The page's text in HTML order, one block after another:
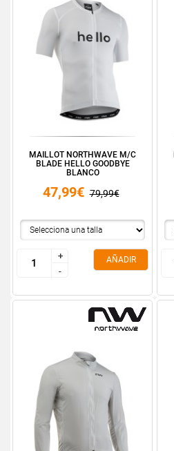
MAILLOT NORTHWAVE M/C
BLADE HELLO GOODBYE
BLANCO
47,99€ 79,99€
+
-
+
-
AÑADIR